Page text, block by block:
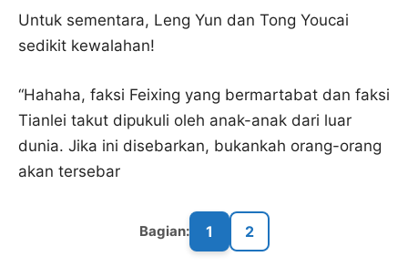
Untuk sementara, Leng Yun dan Tong Youcai
sedikit kewalahan!
“Hahaha, faksi Feixing yang bermartabat dan faksi
Tianlei takut dipukuli oleh anak-anak dari luar
dunia. Jika ini disebarkan, bukankah orang-orang
akan tersebar
Bagian: 1 2